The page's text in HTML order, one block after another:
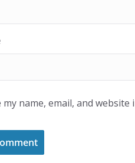
my name, email, and